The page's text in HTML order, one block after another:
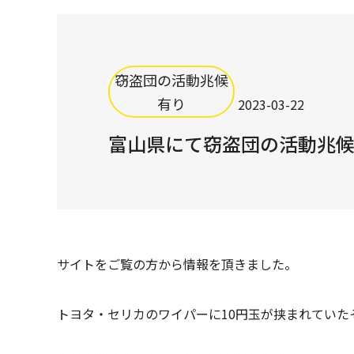
窃盗団の活動兆候
有り
2023-03-22
富山県にて窃盗団の活動兆
サイトをご覧の方から情報を頂きました。
トヨタ・セリカのワイパーに10円玉が挟まれていた